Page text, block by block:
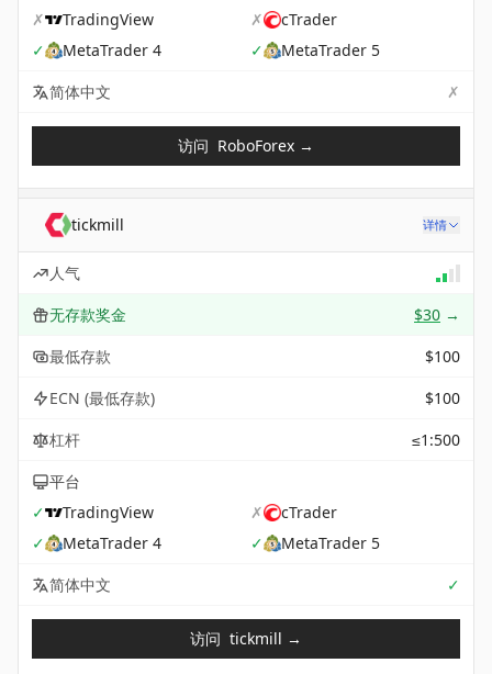
✗
TradingView ✗
cTrader
✓
MetaTrader 4 ✓
MetaTrader 5
简体中文
✗
访问 RoboForex →
tickmill 详情
人气
无存款奖金
$30 →
最低存款
$100
ECN (最低存款)
$100
杠杆
≤1:500
平台
✓
TradingView ✗
cTrader
✓
MetaTrader 4 ✓
MetaTrader 5
简体中文
✓
访问 tickmill →